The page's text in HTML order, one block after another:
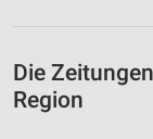
Die
Region